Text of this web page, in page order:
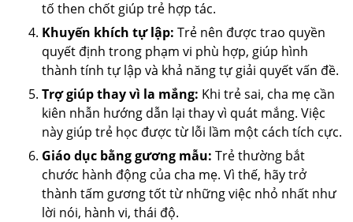
tố then chốt giúp trẻ hợp tác.
Khuyến khích tự lập: Trẻ nên được trao quyền
quyết định trong phạm vi phù hợp, giúp hình
thành tính tự lập và khả năng tự giải quyết vấn đề.
Trợ giúp thay vì la mắng: Khi trẻ sai, cha mẹ cần
kiên nhẫn hướng dẫn lại thay vì quát mắng. Việc
này giúp trẻ học được từ lỗi lầm một cách tích cực.
Giáo dục bằng gương mẫu: Trẻ thường bắt
chước hành động của cha mẹ. Vì thế, hãy trở
thành tấm gương tốt từ những việc nhỏ nhất như
lời nói, hành vi, thái độ.